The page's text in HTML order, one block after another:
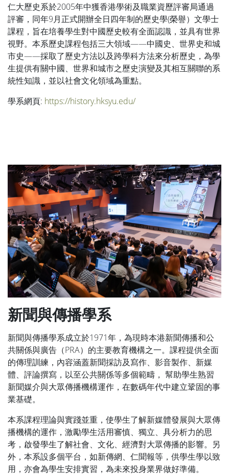
仁大歷史系於2005年中獲香港學術及職業資歷評審局通過
評審，同年9月正式開辦全日四年制的歷史學(榮譽）文學士
課程，旨在培養學生對中國歷史較有全面認識，並具有世界
視野。本系歷史課程包括三大領域——中國史、世界史和城
市史——採取了歷史方法以及跨學科方法來分析歷史，為學
生提供有關中國、世界和城市之歷史演變及其相互關聯的系
統性知識，並以社會文化領域為重點。
學系網頁: https://history.hksyu.edu/
新聞與傳播學系
新聞與傳播學系成立於1971年，為現時本港新聞傳播和公
共關係與廣告（PRA）的主要教育機構之一。課程提供全面
的傳理訓練，內容涵蓋新聞採訪及寫作、影音製作、新媒
體、評論撰寫，以至公共關係等多個範疇， 幫助學生熟習
新聞媒介與大眾傳播機構運作，在數碼年代中建立鞏固的事
業基礎。
本系課程理論與實踐並重，使學生了解新媒體發展與大眾傳
播機構的運作，激勵學生活用審慎、獨立、具分析力的思
考，啟發學生了解社會、文化、經濟對大眾傳播的影響。另
外，本系設多個平台，如新傳網、仁聞報等，供學生學以致
用，亦會為學生安排實習，為未來投身業界做好準備。